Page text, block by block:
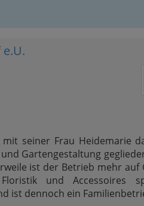
seiner Frau Heidemarie
Gartengestaltung
ist der Betrieb mehr auf
und Accessoires
ist dennoch ein